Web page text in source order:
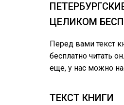
ЦЕЛИКОМ
Перед вами текст
бесплатно читать
еще, у нас можно
ТЕКСТ КНИГИ